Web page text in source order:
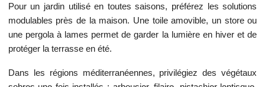
Pour un jardin utilisé en toutes saisons, préférez les solutions
modulables près de la maison. Une toile amovible, un store ou
une pergola à lames permet de garder la lumière en hiver et de
protéger la terrasse en été.
Dans les régions méditerranéennes, privilégiez des végétaux